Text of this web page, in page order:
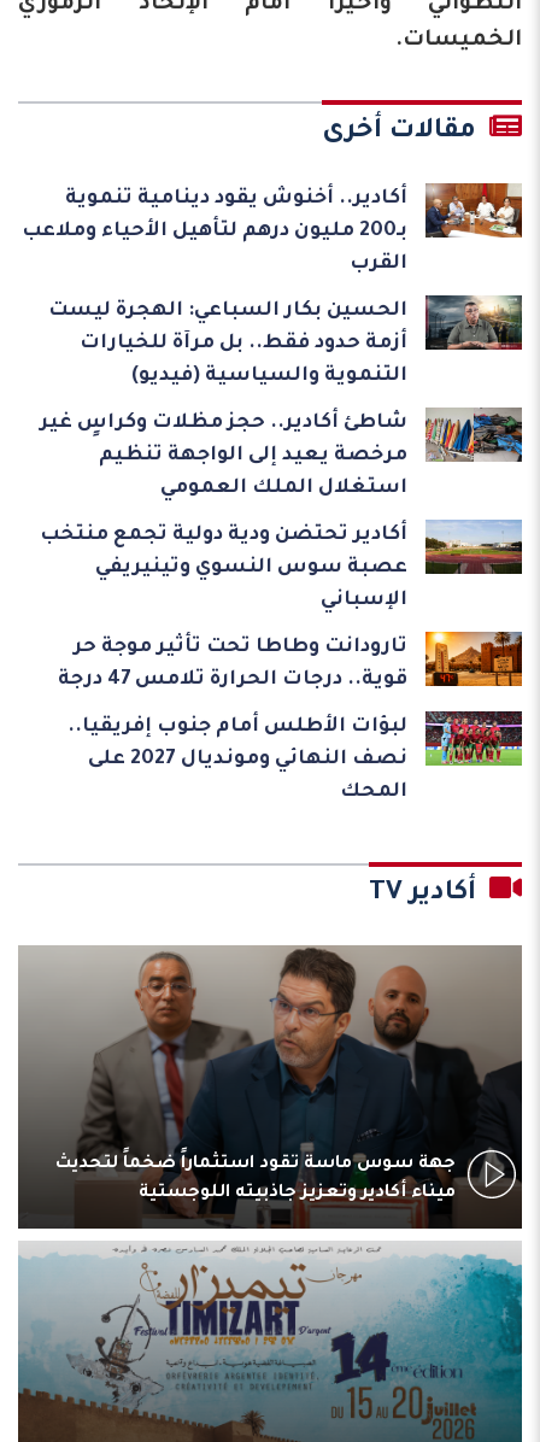
التطواني واخيرا أمام الإتحاد الزموري
الخميسات.
مقالات أخرى
أكادير.. أخنوش يقود دينامية تنموية
بـ200 مليون درهم لتأهيل الأحياء وملاعب
القرب
الحسين بكار السباعي: الهجرة ليست
أزمة حدود فقط.. بل مرآة للخيارات
التنموية والسياسية (فيديو)
شاطئ أكادير.. حجز مظلات وكراسٍ غير
مرخصة يعيد إلى الواجهة تنظيم
استغلال الملك العمومي
أكادير تحتضن ودية دولية تجمع منتخب
عصبة سوس النسوي وتينيريفي
الإسباني
تارودانت وطاطا تحت تأثير موجة حر
قوية.. درجات الحرارة تلامس 47 درجة
لبؤات الأطلس أمام جنوب إفريقيا..
نصف النهائي ومونديال 2027 على
المحك
أكادير TV
جهة سوس ماسة تقود استثماراً ضخماً لتحديث
ميناء أكادير وتعزيز جاذبيته اللوجستية